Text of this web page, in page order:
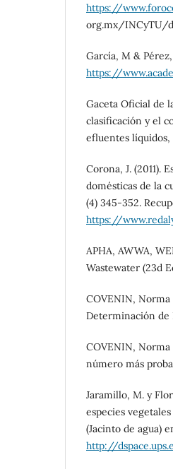
https://
org.mx/INCyTU/
García, M &
https://
Gaceta Oficial de
clasificación y el
efluentes líquidos,
Corona, J. (2011).
domésticas de la
(4) 345-352.
https://
APHA, AWWA,
Wastewater (23d
COVENIN, Norma
Determinación de
COVENIN,
número más
Jaramillo, M. y
especies
(Jacinto de agua)
http://